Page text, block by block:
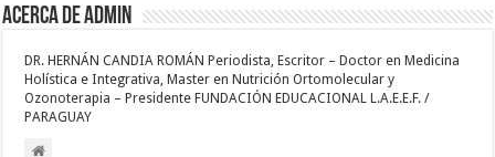
Acerca de admin
DR. HERNÁN CANDIA ROMÁN Periodista, Escritor – Doctor en Medicina
Holística e Integrativa, Master en Nutrición Ortomolecular y
Ozonoterapia – Presidente FUNDACIÓN EDUCACIONAL L.A.E.E.F. /
PARAGUAY